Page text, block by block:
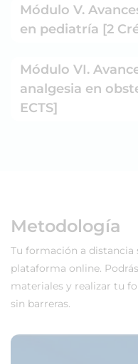
Módulo V.
en pediatría [2
Módulo VI.
analgesia en
ECTS]
Metodología
Tu formación a distancia
plataforma online.
materiales y realizar tu
sin barreras.